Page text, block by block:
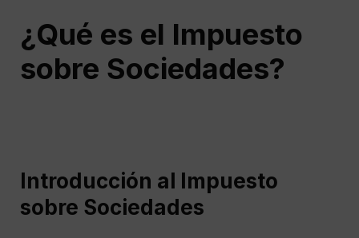
¿Qué es el Impuesto
sobre Sociedades?
Introducción al Impuesto
sobre Sociedades